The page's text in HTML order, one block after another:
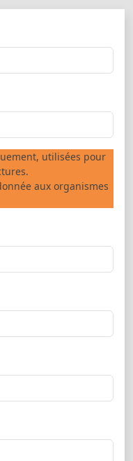
utilisées pour
aux organismes